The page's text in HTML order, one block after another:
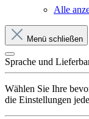
Alle
Menü schließen
Sprache und
Wählen Sie Ihre
die Einstellungen